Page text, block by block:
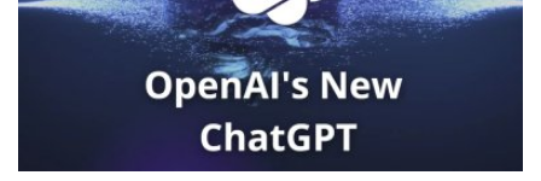
Territorio
Dicono di noi